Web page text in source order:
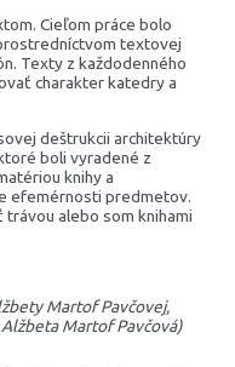
Cieľom práce bolo
textovej
Texty z každodenného
charakter katedry a
deštrukcii architektúry
boli vyradené z
knihy a
efemérnosti predmetov.
trávou alebo som knihami
Martof Pavčovej,
Martof Pavčová)